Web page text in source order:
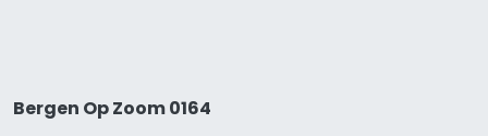
Bergen Op Zoom 0164